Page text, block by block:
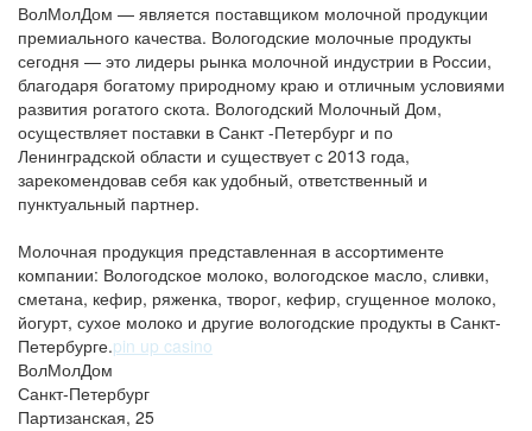
ВолМолДом — является поставщиком молочной продукции
премиального качества. Вологодские молочные продукты
сегодня — это лидеры рынка молочной индустрии в России,
благодаря богатому природному краю и отличным условиями
развития рогатого скота. Вологодский Молочный Дом,
осуществляет поставки в Санкт -Петербург и по
Ленинградской области и существует с 2013 года,
зарекомендовав себя как удобный, ответственный и
пунктуальный партнер.
Молочная продукция представленная в ассортименте
компании: Вологодское молоко, вологодское масло, сливки,
сметана, кефир, ряженка, творог, кефир, сгущенное молоко,
йогурт, сухое молоко и другие вологодские продукты в Санкт-
Петербурге.pin up casino
ВолМолДом
Санкт-Петербург
Партизанская, 25